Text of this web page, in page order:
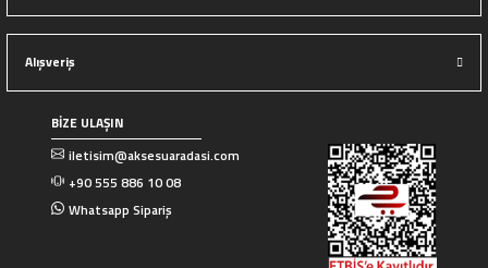
Alışveriş
BİZE ULAŞIN
iletisim@aksesuaradasi.com
+90 555 886 10 08
Whatsapp Sipariş